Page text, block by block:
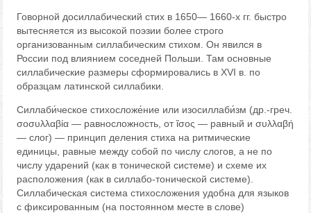
Говорной досиллабический стих в 1650— 1660-х гг. быстро
вытесняется из высокой поэзии более строго
организованным силлабическим стихом. Он явился в
России под влиянием соседней Польши. Там основные
силлабические размеры сформировались в XVI в. по
образцам латинской силлабики.
Силлаби́ческое стихосложе́ние или изосиллаби́зм (др.-греч.
σοσυλλαβία — равносложность, от ἴσος — равный и συλλαβή
— слог) — принцип деления стиха на ритмические
единицы, равные между собой по числу слогов, а не по
числу ударений (как в тонической системе) и схеме их
расположения (как в силлабо-тонической системе).
Силлабическая система стихосложения удобна для языков
с фиксированным (на постоянном месте в слове)